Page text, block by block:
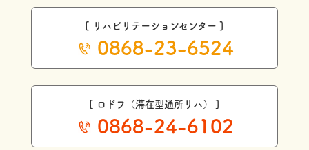
[ リハビリテーションセンター ]
0868-23-6524
[ ロドフ（滞在型通所リハ） ]
0868-24-6102